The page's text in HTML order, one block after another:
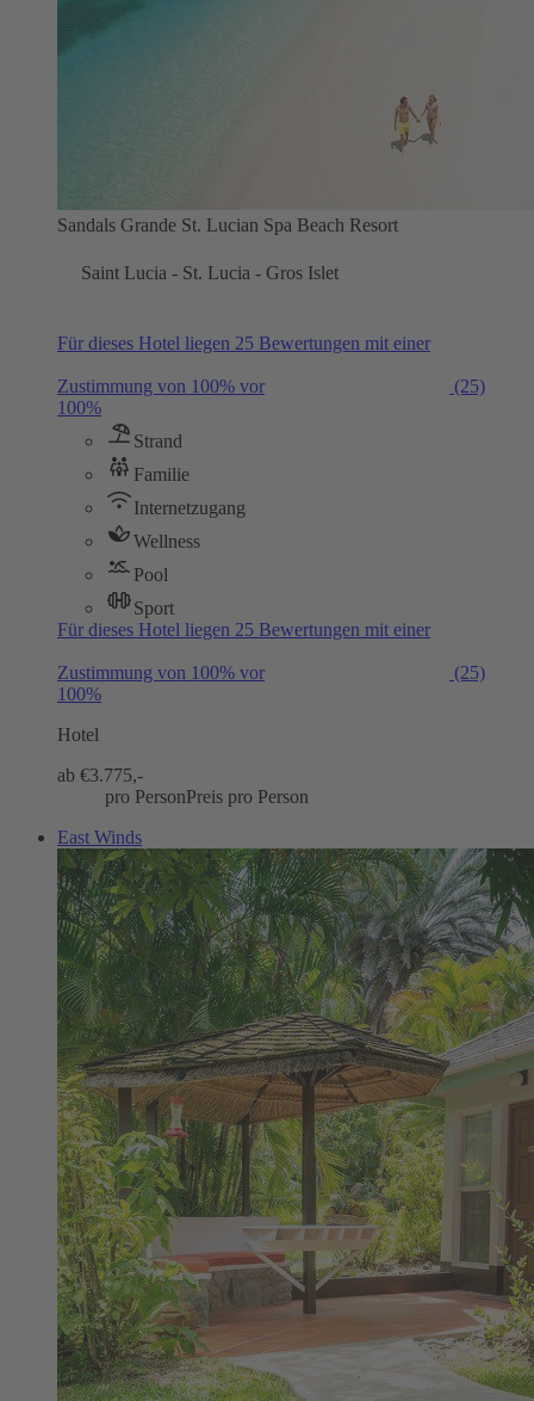
Sandals Grande St. Lucian Spa Beach Resort
Saint Lucia - St. Lucia - Gros Islet
Für dieses Hotel liegen 25 Bewertungen mit einer
Zustimmung von 100% vor
(25)
100%
Strand
Familie
Internetzugang
Wellness
Pool
Sport
Für dieses Hotel liegen 25 Bewertungen mit einer
Zustimmung von 100% vor
(25)
100%
Hotel
ab €3.775,-
pro PersonPreis pro Person
East Winds